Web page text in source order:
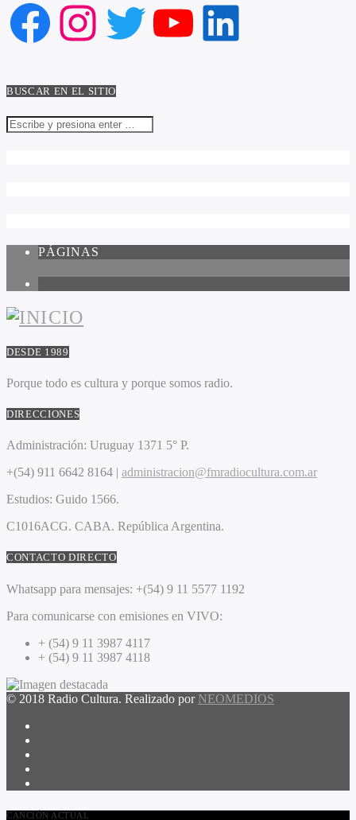
Facebook
Instagram
Twitter
YouTube
LinkedIn
BUSCAR EN EL SITIO
PÁGINAS
DESDE 1989
Porque todo es cultura y porque somos radio.
DIRECCIONES
Administración: Uruguay 1371 5° P.
+(54) 911 6642 8164 | administracion@fmradiocultura.com.ar
Estudios: Guido 1566.
C1016ACG. CABA. República Argentina.
CONTACTO DIRECTO
Whatsapp para mensajes: +(54) 9 11 5577 1192
Para comunicarse con emisiones en VIVO:
+ (54) 9 11 3987 4117
+ (54) 9 11 3987 4118
© 2018 Radio Cultura. Realizado por NEOMEDIOS
CANCIÓN ACTUAL